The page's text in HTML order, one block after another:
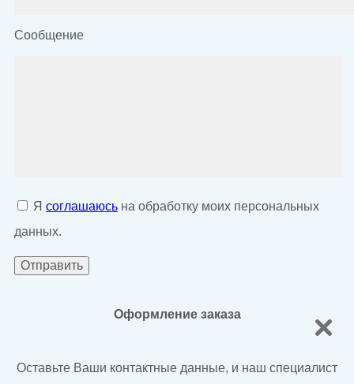
Сообщение
Я соглашаюсь на обработку моих персональных
данных.
Оформление заказа
Оставьте Ваши контактные данные, и наш специалист